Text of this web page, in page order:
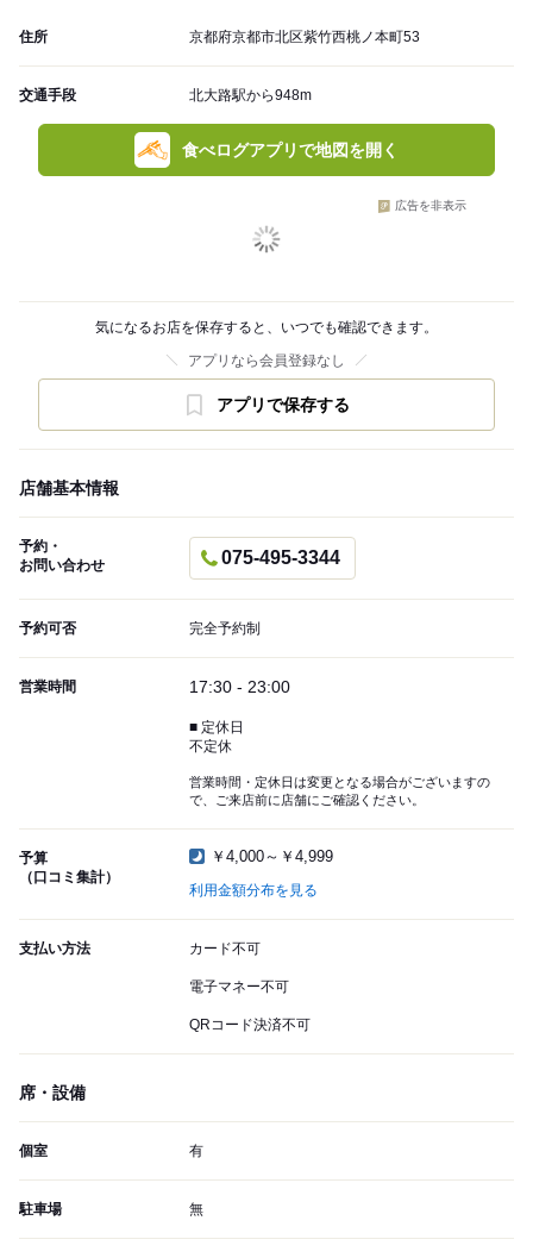
住所 京都府京都市北区紫竹西桃ノ本町53
交通手段 北大路駅から948m
食べログアプリで地図を開く
広告を非表示
気になるお店を保存すると、いつでも確認できます。
アプリなら会員登録なし
アプリで保存する
店舗基本情報
予約・
お問い合わせ
075-495-3344
予約可否 完全予約制
営業時間 17:30 - 23:00
■ 定休日
不定休
営業時間・定休日は変更となる場合がございますの
で、ご来店前に店舗にご確認ください。
予算
（口コミ集計）
￥4,000～￥4,999
利用金額分布を見る
支払い方法 カード不可
電子マネー不可
QRコード決済不可
席・設備
個室 有
駐車場 無